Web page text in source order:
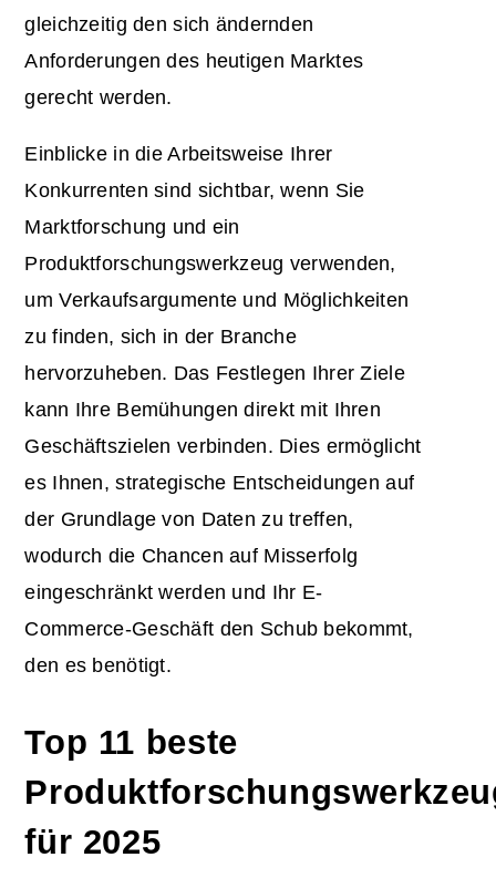
gleichzeitig den sich ändernden
Anforderungen des heutigen Marktes
gerecht werden.
Einblicke in die Arbeitsweise Ihrer
Konkurrenten sind sichtbar, wenn Sie
Marktforschung und ein
Produktforschungswerkzeug verwenden,
um Verkaufsargumente und Möglichkeiten
zu finden, sich in der Branche
hervorzuheben. Das Festlegen Ihrer Ziele
kann Ihre Bemühungen direkt mit Ihren
Geschäftszielen verbinden. Dies ermöglicht
es Ihnen, strategische Entscheidungen auf
der Grundlage von Daten zu treffen,
wodurch die Chancen auf Misserfolg
eingeschränkt werden und Ihr E-
Commerce-Geschäft den Schub bekommt,
den es benötigt.
Top 11 beste
für 2025